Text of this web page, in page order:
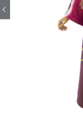
訪問着・付下げレンタ